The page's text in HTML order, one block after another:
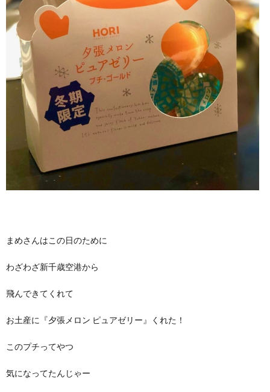
まめさんはこの日のために
わざわざ新千歳空港から
飛んできてくれて
お土産に『夕張メロン ピュアゼリー』くれた！
このプチってやつ
気になってたんじゃー